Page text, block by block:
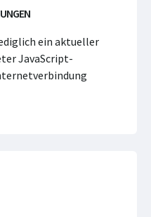
ein aktueller
JavaScript-